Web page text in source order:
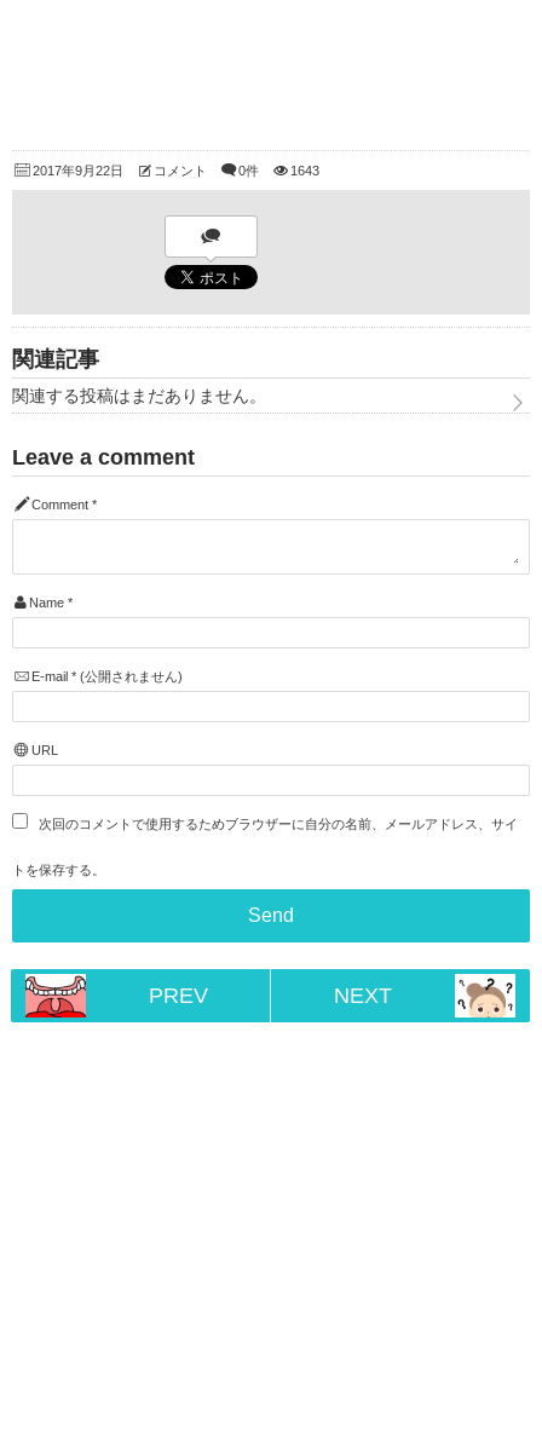
2017年9月22日 コメント 0件 1643
関連記事
関連する投稿はまだありません。
Leave a comment
Comment *
Name *
E-mail *(公開されません)
URL
次回のコメントで使用するためブラウザーに自分の名前、メールアドレス、サイ
トを保存する。
PREV NEXT